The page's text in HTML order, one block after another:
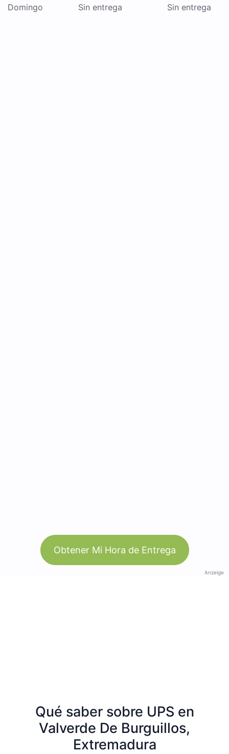
Domingo Sin entrega Sin entrega
Obtener Mi Hora de Entrega
Anzeige
Qué saber sobre UPS en
Valverde De Burguillos,
Extremadura